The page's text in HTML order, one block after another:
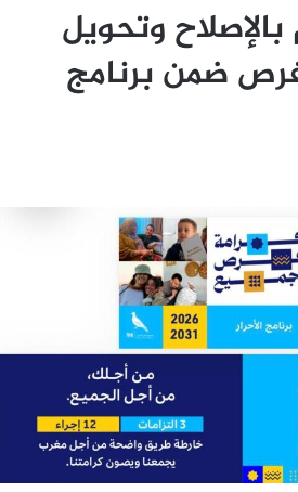
بالإصلاح وتحويل
فرص ضمن برنامج